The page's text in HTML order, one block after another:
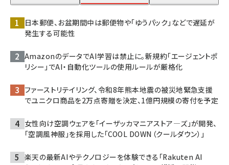
日本郵便、お盆期間中は郵便物や「ゆうパック」などで遅延が
発生する可能性
AmazonのデータでAI学習は禁止に。新規約「エージェントポ
リシー」でAI・自動化ツールの使用ルールが厳格化
ファーストリテイリング、令和8年熊本地震の被災地緊急支援
でユニクロ商品を2万点寄贈を決定、1億円規模の寄付を予定
女性向け空調ウェアを「イーザッカマニアストア―ズ」が開発、
「空調風神服」を採用した「COOL DOWN（クールダウン）」
楽天の最新AIやテクノロジーを体験できる「Rakuten AI